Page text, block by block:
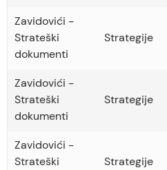
Zavidovići -
Strateški
dokumenti
Strategije
Zavidovići -
Strateški
dokumenti
Strategije
Zavidovići -
Strateški
Strategije